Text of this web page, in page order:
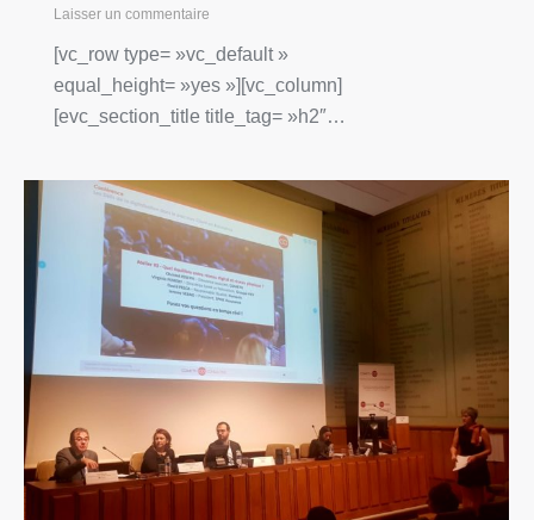
Laisser un commentaire
[vc_row type= »vc_default »
equal_height= »yes »][vc_column]
[evc_section_title title_tag= »h2″…